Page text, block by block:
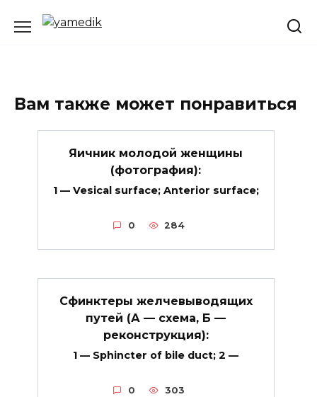
Вам также может понравиться
Яичник молодой женщины
(фотография):
1 — Vesical surface; Anterior surface;
0 284
Сфинктеры желчевыводящих
путей (А — схема, Б —
реконструкция):
1 — Sphincter of bile duct; 2 —
0 303